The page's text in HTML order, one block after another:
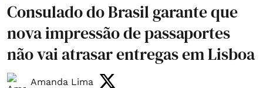
Consulado do Brasil garante que
nova impressão de passaportes
não vai atrasar entregas em Lisboa
Amanda Lima